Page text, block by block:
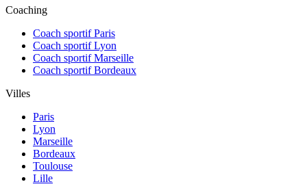
Coaching
Coach sportif Paris
Coach sportif Lyon
Coach sportif Marseille
Coach sportif Bordeaux
Villes
Paris
Lyon
Marseille
Bordeaux
Toulouse
Lille